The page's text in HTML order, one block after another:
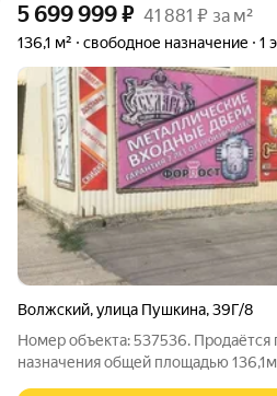
5 699 999₽ 41 881 ₽ за м²
136,1 м² свободное назначение 1
Волжский,улица Пушкина,39Г/8
Номер объекта: 537536.
назначения общей площадью